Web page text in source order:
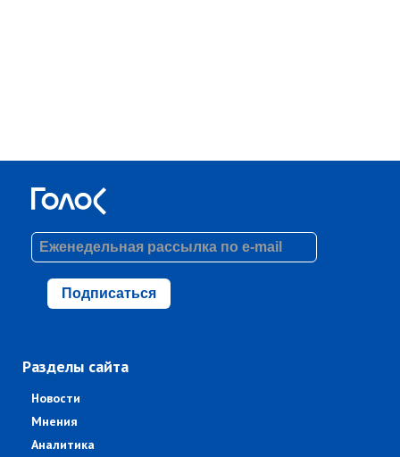
Подписаться
Разделы сайта
Новости
Мнения
Аналитика